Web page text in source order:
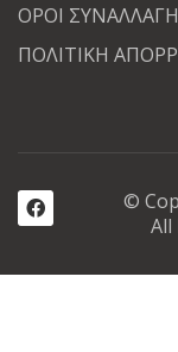
ΟΡΟΙ
ΠΟΛΙΤΙΚΗ
©
All